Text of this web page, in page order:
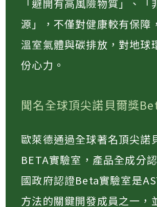
「避開有高風險物質」、「
源」，不僅對健康較有保障
溫室氣體與碳排放，對地球
份心力。
聞名全球頂尖諾貝爾獎
歐萊德通過全球著名頂尖諾
BETA實驗室，產品全成分
國政府認證Beta實驗室是
方法的關鍵開發成員之一，